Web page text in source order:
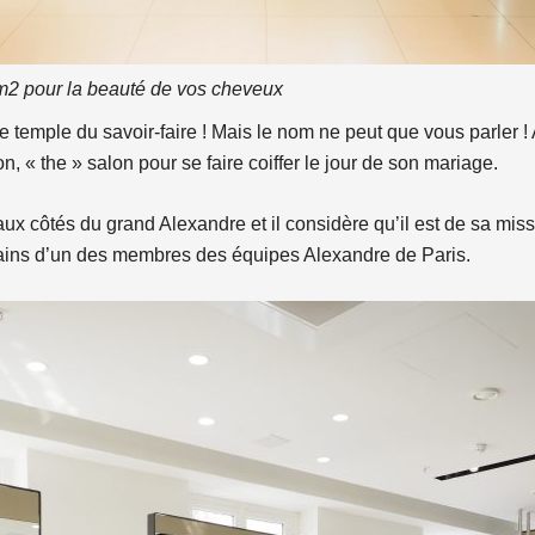
pour la beauté de vos cheveux
temple du savoir-faire ! Mais le nom ne peut que vous parler
« the » salon pour se faire coiffer le jour de son mariage.
côtés du grand Alexandre et il considère qu’il est de sa
d’un des membres des équipes Alexandre de Paris.